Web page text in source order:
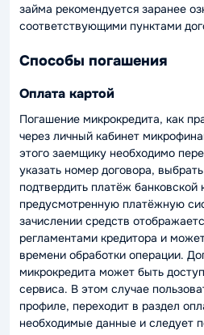
займа рекомендуется заранее
соответствующими пунктами
Способы погашения
Оплата картой
Погашение микрокредита, как
через личный кабинет
этого заемщику необходимо
указать номер договора,
подтвердить платёж банковской
предусмотренную платёжную
зачислении средств
регламентами кредитора и
времени обработки операции.
микрокредита может быть
сервиса. В этом случае
профиле, переходит в раздел
необходимые данные и следует